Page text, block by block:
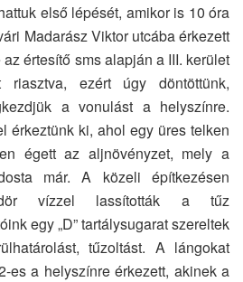
első lépését, amikor is 10 óra
Madarász Viktor utcába érkezett
értesítő sms alapján a III. kerület
riasztva, ezért úgy döntöttünk,
a vonulást a helyszínre.
érkeztünk ki, ahol egy üres telken
égett az aljnövényzet, mely a
már. A közeli építkezésen
vízzel lassították a tűz
egy „D” tartálysugarat szereltek
tűzoltást. A lángokat
es a helyszínre érkezett, akinek a